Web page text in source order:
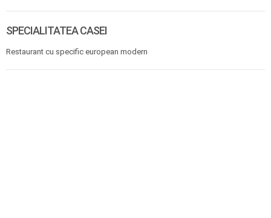
SPECIALITATEA CASEI
Restaurant cu specific european modern